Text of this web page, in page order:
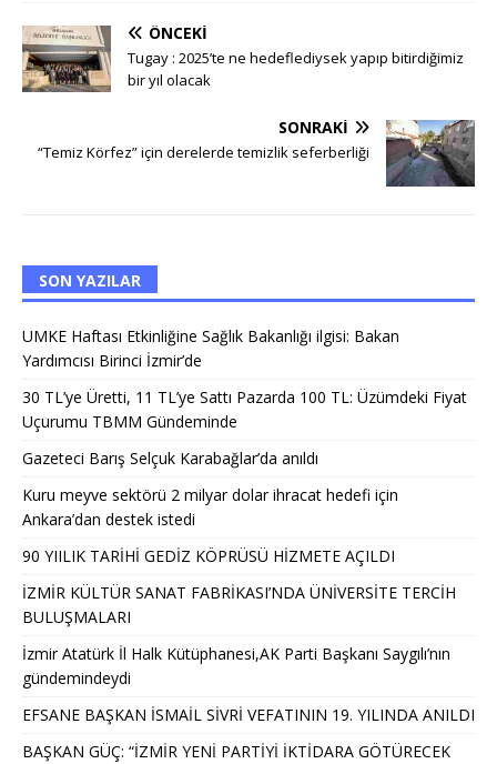
ÖNCEKI
Tugay : 2025’te ne hedeflediysek yapıp bitirdiğimiz
bir yıl olacak
SONRAKI
“Temiz Körfez” için derelerde temizlik seferberliği
SON YAZILAR
UMKE Haftası Etkinliğine Sağlık Bakanlığı ilgisi: Bakan
Yardımcısı Birinci İzmir’de
30 TL’ye Üretti, 11 TL’ye Sattı Pazarda 100 TL: Üzümdeki Fiyat
Uçurumu TBMM Gündeminde
Gazeteci Barış Selçuk Karabağlar’da anıldı
Kuru meyve sektörü 2 milyar dolar ihracat hedefi için
Ankara’dan destek istedi
90 YIILIK TARİHİ GEDİZ KÖPRÜSÜ HİZMETE AÇILDI
İZMİR KÜLTÜR SANAT FABRİKASI’NDA ÜNİVERSİTE TERCİH
BULUŞMALARI
İzmir Atatürk İl Halk Kütüphanesi,AK Parti Başkanı Saygılı’nın
gündemindeydi
EFSANE BAŞKAN İSMAİL SİVRİ VEFATININ 19. YILINDA ANILDI
BAŞKAN GÜÇ: “İZMİR YENİ PARTİYİ İKTİDARA GÖTÜRECEK